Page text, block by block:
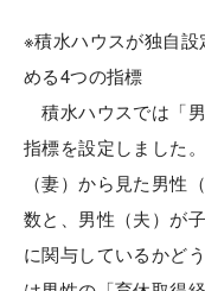
※積水ハウスが独自
める4つの指標
積水ハウスでは「
指標を設定しました
（妻）から見た男性
数と、男性（夫）が
に関与しているかど